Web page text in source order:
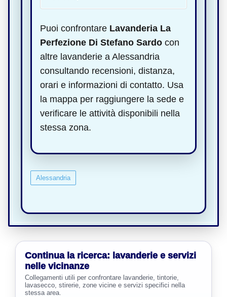
Puoi confrontare Lavanderia La
Perfezione Di Stefano Sardo con
altre lavanderie a Alessandria
consultando recensioni, distanza,
orari e informazioni di contatto. Usa
la mappa per raggiungere la sede e
verificare le attività disponibili nella
stessa zona.
Alessandria
Continua la ricerca: lavanderie e servizi
nelle vicinanze
Collegamenti utili per confrontare lavanderie, tintorie,
lavasecco, stirerie, zone vicine e servizi specifici nella
stessa area.